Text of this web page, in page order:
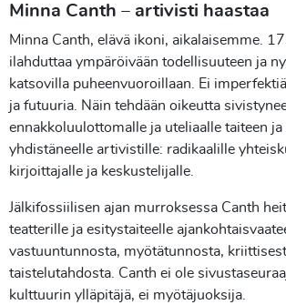
Minna Canth – artivisti haastaa
Minna Canth, elävä ikoni, aikalaisemme.
ilahduttaa ympäröivään todellisuuteen ja
katsovilla puheenvuoroillaan. Ei
ja futuuria. Näin tehdään oikeutta
ennakkoluulottomalle ja uteliaalle taiteen
yhdistäneelle artivistille: radikaalille
kirjoittajalle ja keskustelijalle.
Jälkifossiilisen ajan murroksessa Canth
teatterille ja esitystaiteelle
vastuuntunnosta, myötätunnosta,
taistelutahdosta. Canth ei ole
kulttuurin ylläpitäjä, ei myötäjuoksija.